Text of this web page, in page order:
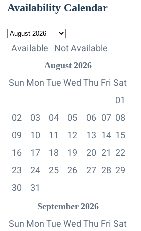
Availability Calendar
Available Not Available
August 2026
Sun MonTueWedThu Fri Sat
01
02
03 04 05 06 07 08
09
10 11 12 13 14 15
16
17 18 19 20 21 22
23
24 25 26 27 28 29
30
31
September 2026
Sun MonTueWedThu Fri Sat